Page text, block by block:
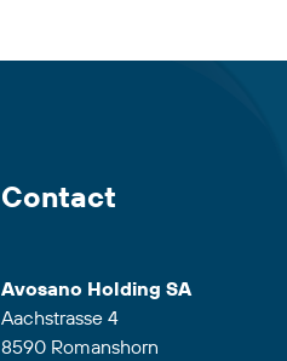
Contact
Avosano Holding SA
Aachstrasse 4
8590 Romanshorn